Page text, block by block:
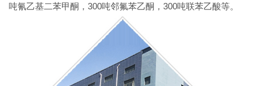
吨氰乙基二苯甲酮，300吨邻氟苯乙酮，300吨联苯乙酸等。